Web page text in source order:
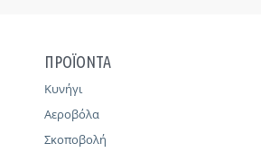
ΠΡΟΪΟΝΤΑ
Κυνήγι
Αεροβόλα
Σκοποβολή